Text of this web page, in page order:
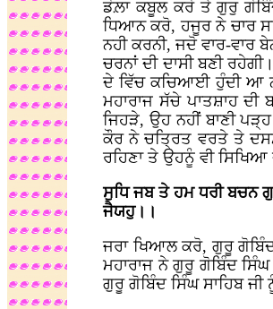
ਡੋਲ਼ਾ ਕਬੂਲ ਕਰੋ ਤੇ ਗੁਰੁ
ਧਿਆਨ ਕਰੋ, ਹਜੂਰ ਨੇ ਚਾਰ
ਨਹੀ ਕਰਨੀ, ਜਦੋ ਵਾਰ-ਵਾਰ
ਚਰਨਾਂ ਦੀ ਦਾਸੀ ਬਣੀ
ਦੇ ਵਿੱਚ ਕਚਿਆਈ ਹੁੰਦੀ ਆ
ਮਹਾਰਾਜ ਸੱਚੇ ਪਾਤਸ਼ਾਹ
ਜਿਹੜੇ, ਉਹ ਨਹੀਂ ਬਾਣੀ
ਕੌਰ ਨੇ ਚਤ੍ਰਿਤ ਵਰਤੇ ਤੇ
ਰਹਿਣਾ ਤੇ ਉਹਨੂੰ ਵੀ ਸਿਖਿਆ
ਸੁਧਿ ਜਬ ਤੇ ਹਮ ਧਰੀ ਬਚਨ
ਜੈਯਹੁ।।
ਜਰਾ ਖਿਆਲ ਕਰੋ, ਗੁਰੂ
ਮਹਾਰਾਜ ਨੇ ਗੁਰੂ ਗੋਬਿੰਦ ਸਿੰਘ
ਗੁਰੂ ਗੋਬਿੰਦ ਸਿੰਘ ਸਾਹਿਬ